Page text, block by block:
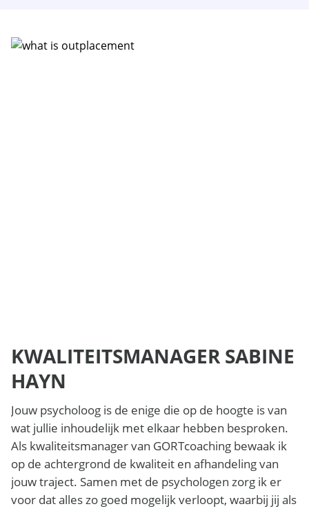
KWALITEITSMANAGER SABINE
HAYN
Jouw psycholoog is de enige die op de hoogte is van
wat jullie inhoudelijk met elkaar hebben besproken.
Als kwaliteitsmanager van GORTcoaching bewaak ik
op de achtergrond de kwaliteit en afhandeling van
jouw traject. Samen met de psychologen zorg ik er
voor dat alles zo goed mogelijk verloopt, waarbij jij als